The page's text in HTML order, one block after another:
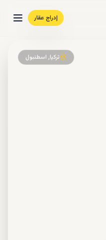
إدراج عقار
تركيا, اسطنبول